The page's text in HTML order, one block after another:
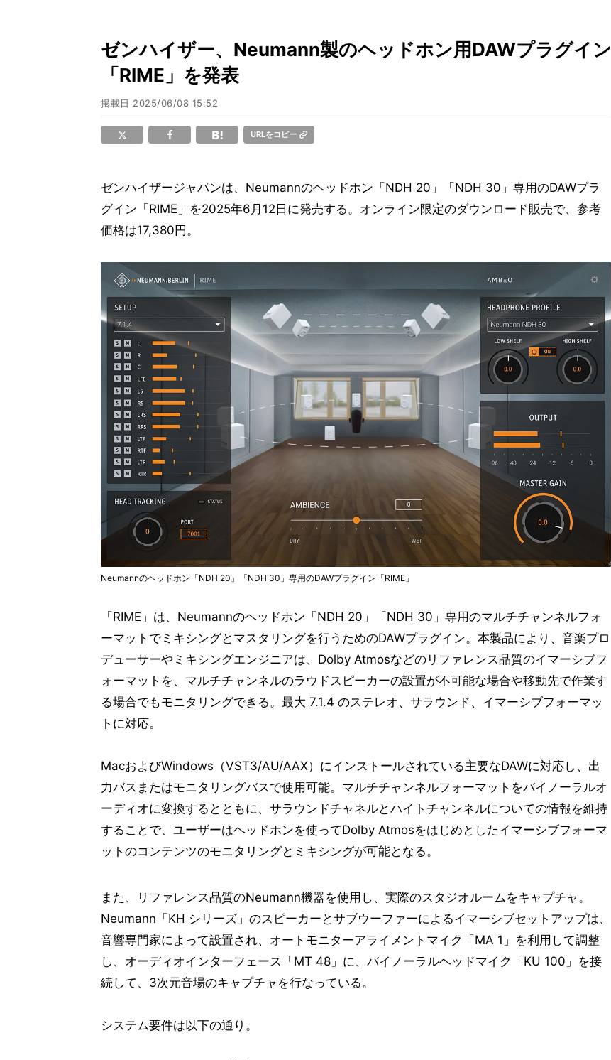
ゼンハイザー、Neumann製のヘッドホン用DAWプラグイン
「RIME」を発表
掲載日 2025/06/08 15:52
URLをコピー
ゼンハイザージャパンは、Neumannのヘッドホン「NDH 20」「NDH 30」専用のDAWプラ
グイン「RIME」を2025年6月12日に発売する。オンライン限定のダウンロード販売で、参​考
価格は1​7,380​円。
Neumannのヘッドホン「NDH 20」「NDH 30」専用のDAWプラグイン「RIME」
「RIME」は、Neumannのヘッドホン「NDH 20」「NDH 30」専用のマルチチャンネルフォ
ーマットでミキシングとマスタリングを行うためのDAWプラグイン。本製品に​より、音楽​プロ
デュー​サーやミキ​シングエン​ジニアは、​Dolby Atmosなどのリファレンス品質のイマーシブフ
ォーマットを、マルチチャンネルのラウドスピーカーの設​置が不可能​な場合や移​動先で作業​す
る場合で​もモニタリ​ングできる。最大 7.1.4 のステレオ、サラウンド、イマーシブフォーマッ
トに対応。
MacおよびWindows（VST3/AU/AAX）にインストールされている主要なDAWに対応し、出
力バスまたはモニタリングバスで使用可能。マルチチャンネルフォーマットをバイノーラルオ
ーディオに変換するとともに、サラウンドチャネルとハイトチャンネルについての情報を維持
することで、ユーザーはヘッドホンを使ってDolby Atmosをはじめとしたイマーシブフォーマ
ットのコンテンツのモニタリングとミキシングが可能となる。
また、リファレンス品質のNeumann機器を使用し、実際のスタジオルームをキャプチャ。
Neumann「KH シリーズ」のスピーカーとサブウーファーによるイマーシブセットアップは、
音響専門家によって設置され、オートモニターアライメントマイク「MA 1」を利用して調整
し、オーディオインターフェース「MT 48」に、バイノーラルヘッドマイク「KU 100」を接
続して、3次元音場のキャプチャを行なっている。
システム要件は以下の通り。